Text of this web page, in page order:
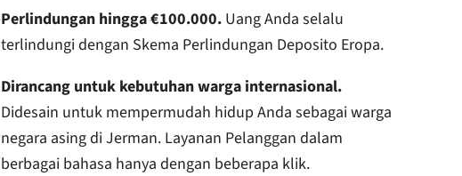
Perlindungan hingga €100.000.Uang Anda selalu
terlindungi dengan Skema Perlindungan Deposito Eropa.
Dirancang untuk kebutuhan warga internasional.
Didesain untuk mempermudah hidup Anda sebagai warga
negara asing di Jerman. Layanan Pelanggan dalam
berbagai bahasa hanya dengan beberapa klik.